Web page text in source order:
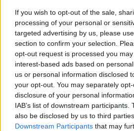
If you wish to opt-out of the sale,
processing of your personal or
targeted advertising by us, please
section to confirm your selection.
opt-out request is processed you
interest-based ads based on
us or personal information disclosed
your opt-out. You may separately
disclosure of your personal
IAB’s list of downstream participants.
also be disclosed by us to third
Downstream Participants that may
London in Frames by Ovidiu Selaru